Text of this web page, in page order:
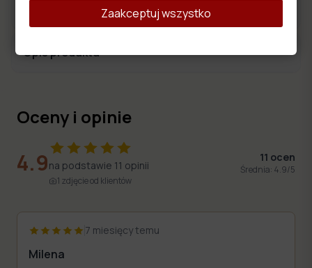
Wymiary produktu
Opis produktu
Oceny i opinie
4.9na podstawie 11 opinii
1 zdjęcieod klientów
11 ocen
Średnia: 4.9/5
7 miesięcy temu
Milena
Zaakceptuj wszystko